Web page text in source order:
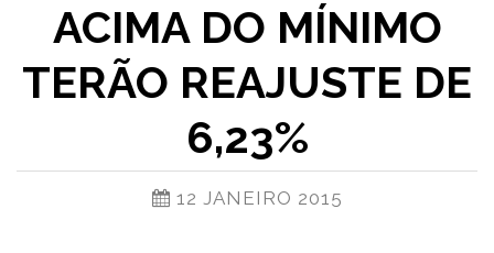
ACIMA DO MÍNIMO
TERÃO REAJUSTE DE
6,23%
12 JANEIRO 2015